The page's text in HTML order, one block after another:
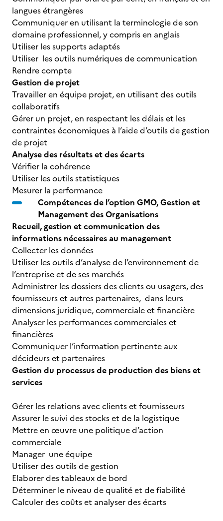
langues étrangères
Communiquer en utilisant la terminologie de son
domaine professionnel, y compris en anglais
Utiliser les supports adaptés
Utiliser les outils numériques de communication
Rendre compte
Gestion de projet
Travailler en équipe projet, en utilisant des outils
collaboratifs
Gérer un projet, en respectant les délais et les
contraintes économiques à l’aide d’outils de gestion
de projet
Analyse des résultats et des écarts
Vérifier la cohérence
Utiliser les outils statistiques
Mesurer la performance
Compétences de l’option GMO, Gestion et
Management des Organisations
Recueil, gestion et communication des
informations nécessaires au management
Collecter les données
Utiliser les outils d’analyse de l’environnement de
l’entreprise et de ses marchés
Administrer les dossiers des clients ou usagers, des
fournisseurs et autres partenaires, dans leurs
dimensions juridique, commerciale et financière
Analyser les performances commerciales et
financières
Communiquer l’information pertinente aux
décideurs et partenaires
Gestion du processus de production des biens et
services
Gérer les relations avec clients et fournisseurs
Assurer le suivi des stocks et de la logistique
Mettre en œuvre une politique d’action
commerciale
Manager une équipe
Utiliser des outils de gestion
Elaborer des tableaux de bord
Déterminer le niveau de qualité et de fiabilité
Calculer des coûts et analyser des écarts